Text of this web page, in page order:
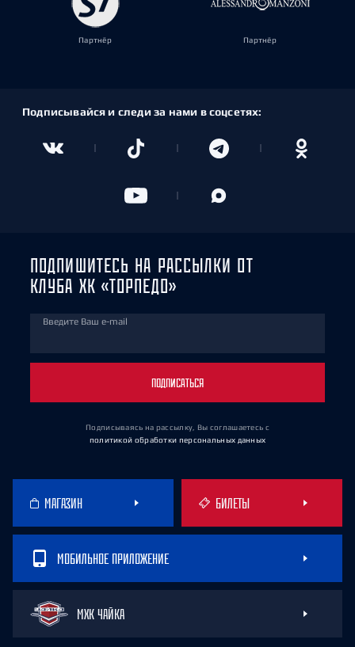
Партнёр Партнёр
Подписывайся и следи за нами в соцсетях:
ПОДПИШИТЕСЬ НА РАССЫЛКИ ОТ
КЛУБА ХК «ТОРПЕДО»
Введите Ваш e-mail
ПОДПИСАТЬСЯ
Подписываясь на рассылку, Вы соглашаетесь с
политикой обработки персональных данных
МАГАЗИН БИЛЕТЫ
МОБИЛЬНОЕ ПРИЛОЖЕНИЕ
МХК ЧАЙКА